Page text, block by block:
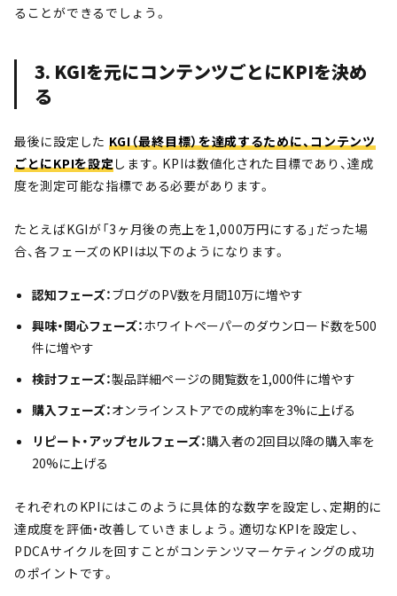
ることができるでしょう。
3. KGIを元にコンテンツごとにKPIを決め
る
最後に設定した KGI（最終目標）を達成するために、コンテンツ
ごとにKPIを設定します。KPIは数値化された目標であり、達成
度を測定可能な指標である必要があります。
たとえばKGIが「3ヶ月後の売上を1,000万円にする」だった場
合、各フェーズのKPIは以下のようになります。
認知フェーズ：ブログのPV数を月間10万に増やす
興味・関心フェーズ：ホワイトペーパーのダウンロード数を500
件に増やす
検討フェーズ：製品詳細ページの閲覧数を1,000件に増やす
購入フェーズ：オンラインストアでの成約率を3%に上げる
リピート・アップセルフェーズ：購入者の2回目以降の購入率を
20%に上げる
それぞれのKPIにはこのように具体的な数字を設定し、定期的に
達成度を評価・改善していきましょう。適切なKPIを設定し、
PDCAサイクルを回すことがコンテンツマーケティングの成功
のポイントです。